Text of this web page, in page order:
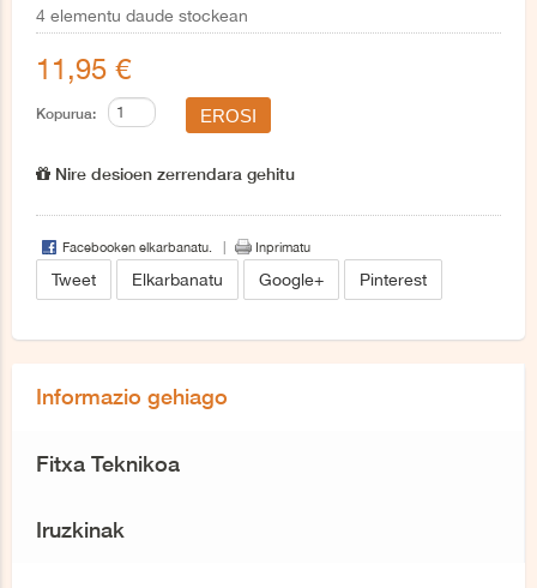
4 elementu daude stockean
11,95 €
Kopurua:
Nire desioen zerrendara gehitu
Facebooken elkarbanatu. Inprimatu
Tweet Elkarbanatu Google+ Pinterest
Informazio gehiago
Fitxa Teknikoa
Iruzkinak